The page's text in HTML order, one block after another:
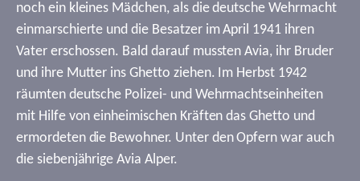
noch ein kleines Mädchen, als die deutsche Wehrmacht
einmarschierte und die Besatzer im April 1941 ihren
Vater erschossen. Bald darauf mussten Avia, ihr Bruder
und ihre Mutter ins Ghetto ziehen. Im Herbst 1942
räumten deutsche Polizei- und Wehrmachtseinheiten
mit Hilfe von einheimischen Kräften das Ghetto und
ermordeten die Bewohner. Unter den Opfern war auch
die siebenjährige Avia Alper.